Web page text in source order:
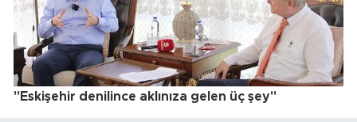
"Eskişehir denilince aklınıza gelen üç şey"